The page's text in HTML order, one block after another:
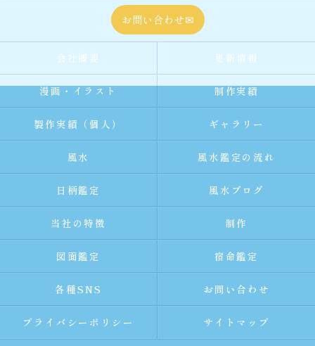
お問い合わせ✉
会社概要 更新情報
漫画・イラスト 制作実績
製作実績（個人） ギャラリー
風水 風水鑑定の流れ
日柄鑑定 風水ブログ
当社の特徴 制作
図面鑑定 宿命鑑定
各種SNS お問い合わせ
プライバシーポリシー サイトマップ